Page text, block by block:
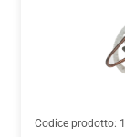
Codice prodotto: